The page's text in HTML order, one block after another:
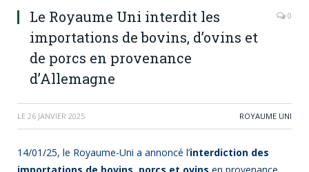
Le Royaume Uni interdit les
importations de bovins, d’ovins et
de porcs en provenance
d’Allemagne
0
LE 26 JANVIER 2025 ROYAUME UNI
14/01/25, le Royaume-Uni a annoncé l’interdiction des